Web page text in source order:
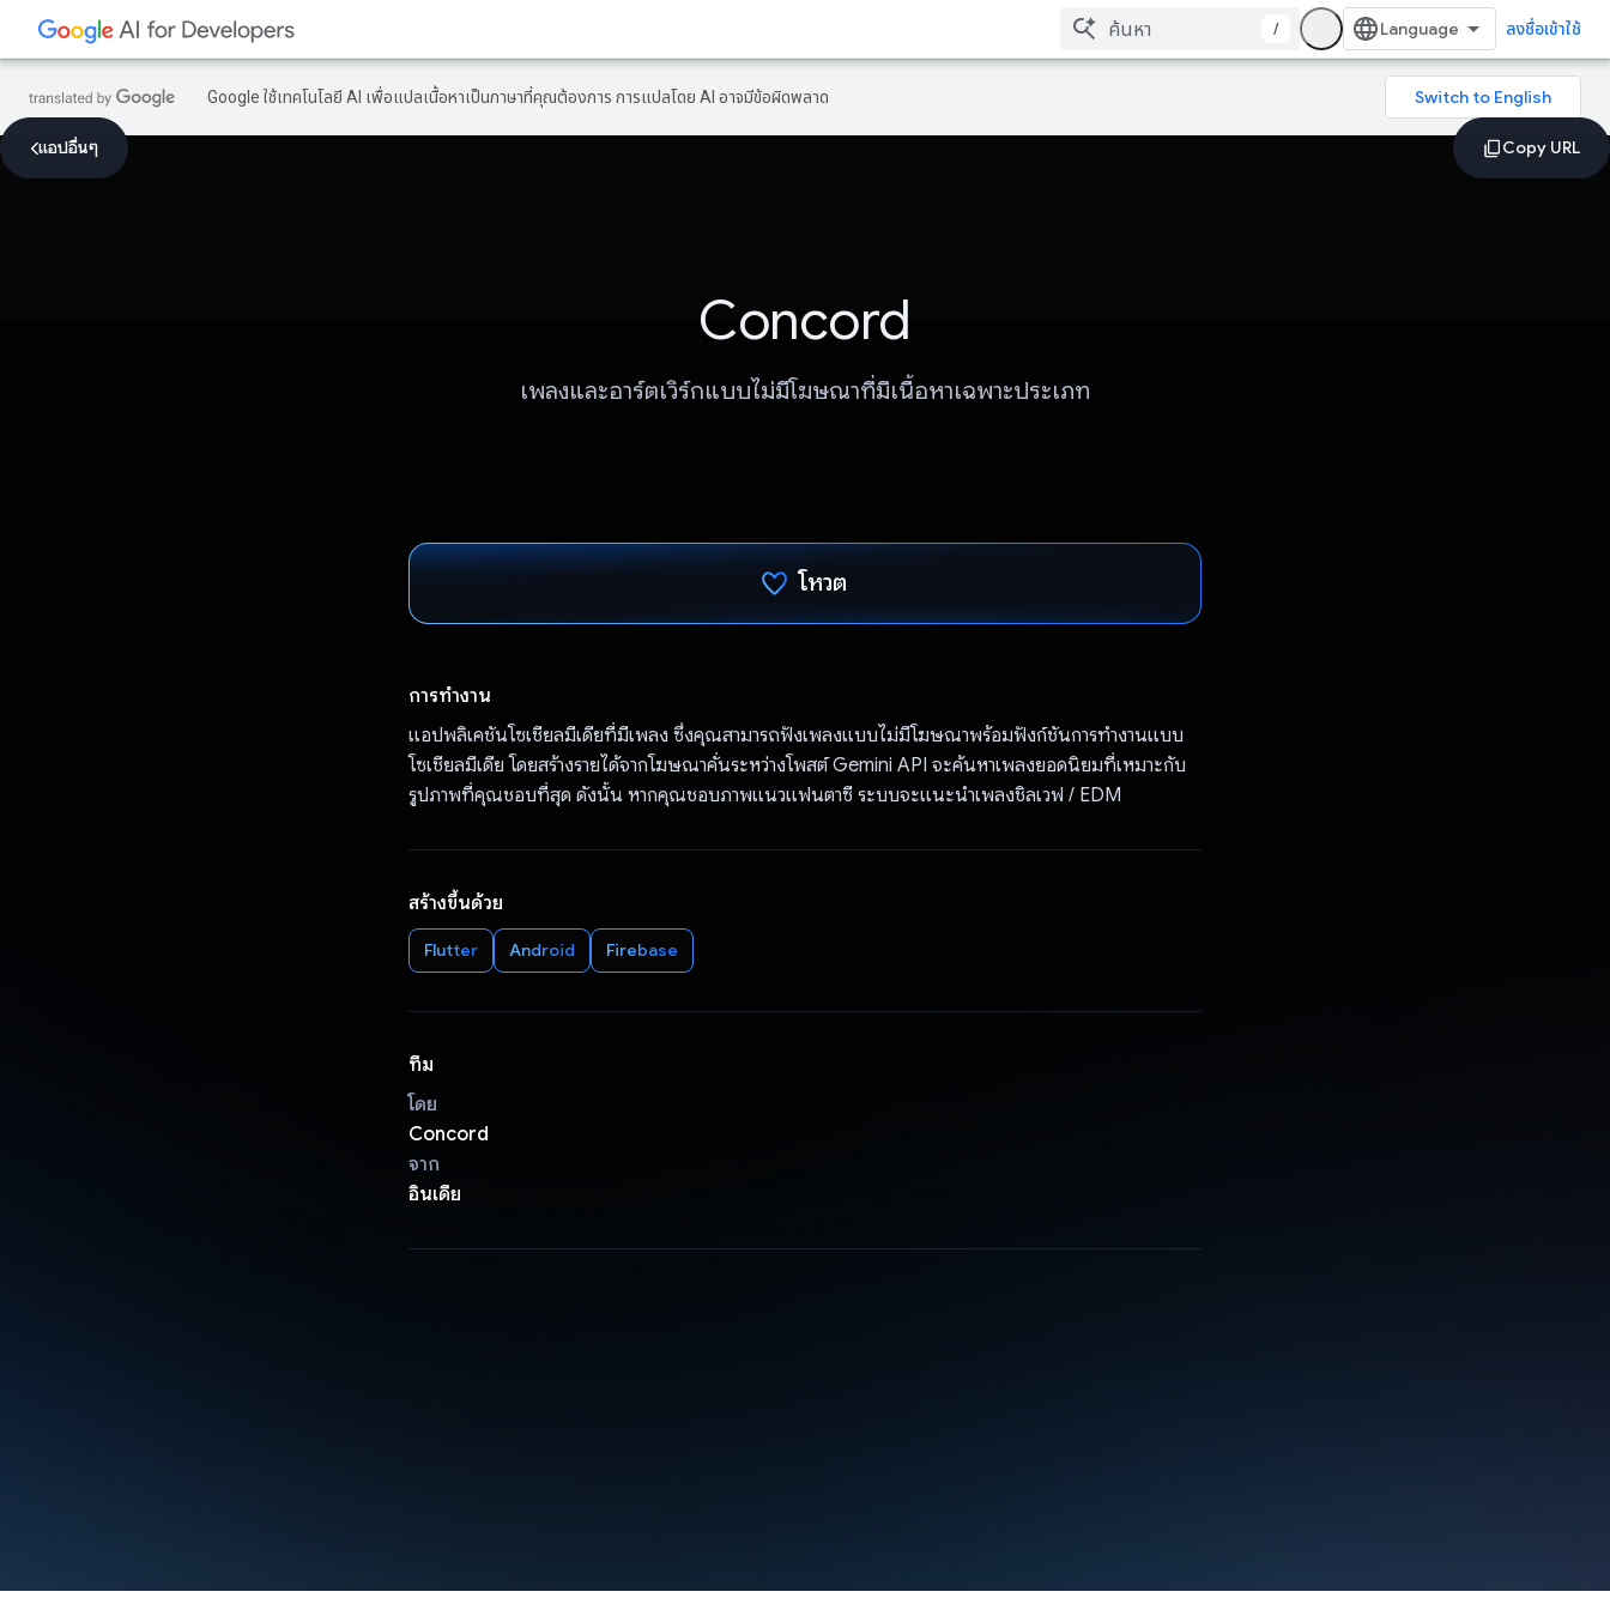
/ ลงชื่อเข้าใช้
Google ใช้เทคโนโลยี AI เพื่อแปลเนื้อหาเป็นภาษาที่คุณต้องการ การแปลโดย AI อาจมีข้อผิดพลาด
แอปอื่นๆ
Concord
เพลงและอาร์ตเวิร์กแบบไม่มีโฆษณาที่มีเนื้อหาเฉพาะประเภท
โหวต
การทำงาน
แอปพลิเคชันโซเชียลมีเดียที่มีเพลง ซึ่งคุณสามารถฟังเพลงแบบไม่มีโฆษณาพร้อมฟังก์ชันการทำงานแบบ
โซเชียลมีเดีย โดยสร้างรายได้จากโฆษณาคั่นระหว่างโพสต์ Gemini API จะค้นหาเพลงยอดนิยมที่เหมาะกับ
รูปภาพที่คุณชอบที่สุด ดังนั้น หากคุณชอบภาพแนวแฟนตาซี ระบบจะแนะนำเพลงชิลเวฟ / EDM
สร้างขึ้นด้วย
Flutter Android Firebase
ทีม
โดย
Concord
จาก
อินเดีย